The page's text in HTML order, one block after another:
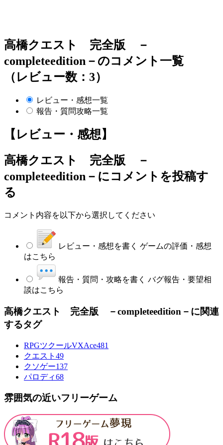
高橋クエスト 完全版 －
completeedition－のコメント一覧
（レビュー数：3）
レビュー・感想一覧
報告・質問攻略一覧
【レビュー・感想】
高橋クエスト 完全版 －
completeedition－ にコメントを投稿す
る
コメント内容を以下から選択してください
レビュー・感想を書く ゲームの評価・感想
はこちら
報告・質問・攻略を書く バグ報告・要望相
談はこちら
高橋クエスト 完全版 －completeedition－に関連
するタグ
RPGツクールVXAce481
クエスト 49
クソゲー137
パロディ68
雰囲気の近いフリーゲーム